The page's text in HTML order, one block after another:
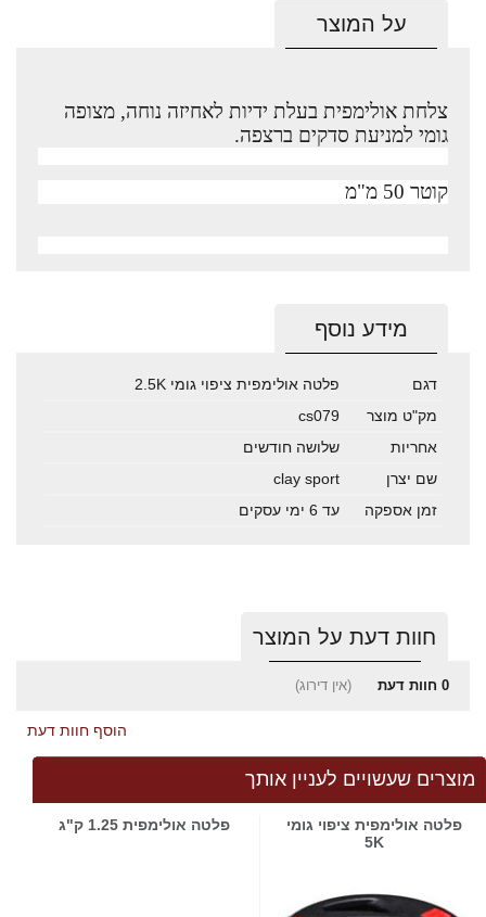
על המוצר
צלחת אולימפית בעלת ידיות לאחיזה נוחה, מצופה
גומי למניעת סדקים ברצפה.
קוטר 50 מ"מ
מידע נוסף
דגם
פלטה אולימפית ציפוי גומי 2.5K
מק"ט מוצר
cs079
אחריות
שלושה חודשים
שם יצרן
clay sport
זמן אספקה
עד 6 ימי עסקים
חוות דעת על המוצר
0 חוות דעת (אין דירוג)
הוסף חוות דעת
מוצרים שעשויים לעניין אותך
פלטה אולימפית ציפוי גומי
5K
פלטה אולימפית 1.25 ק"ג